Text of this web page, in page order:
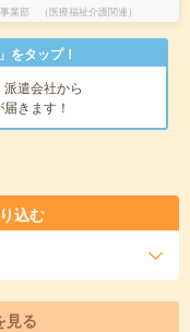
業部 （医療福祉介護関連）
をタップ！
派遣会社から
届きます！
込む
見る